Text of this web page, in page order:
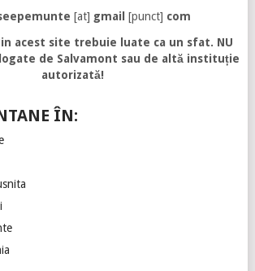
[at] gmail [punct] com
acest site trebuie luate ca un sfat. NU
de Salvamont sau de altă instituție
autorizată!
ÎN: